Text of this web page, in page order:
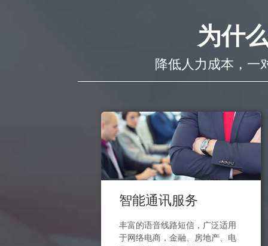
为什
降低人力成本，一
智能通讯服务
丰富的语音线路短信，广泛适用
于网络电商，金融、房地产、电